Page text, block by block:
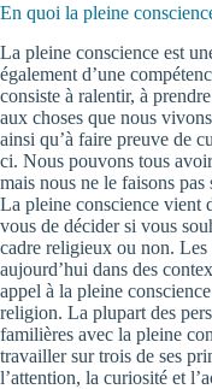
En quoi la pleine
La pleine conscience est
également d’une
consiste à ralentir, à
aux choses que nous
ainsi qu’à faire preuve de
ci. Nous pouvons tous
mais nous ne le faisons pas
La pleine conscience vient
vous de décider si vous
cadre religieux ou non. Les
aujourd’hui dans des
appel à la pleine
religion. La plupart des
familières avec la pleine
travailler sur trois de ses
l’attention, la curiosité et